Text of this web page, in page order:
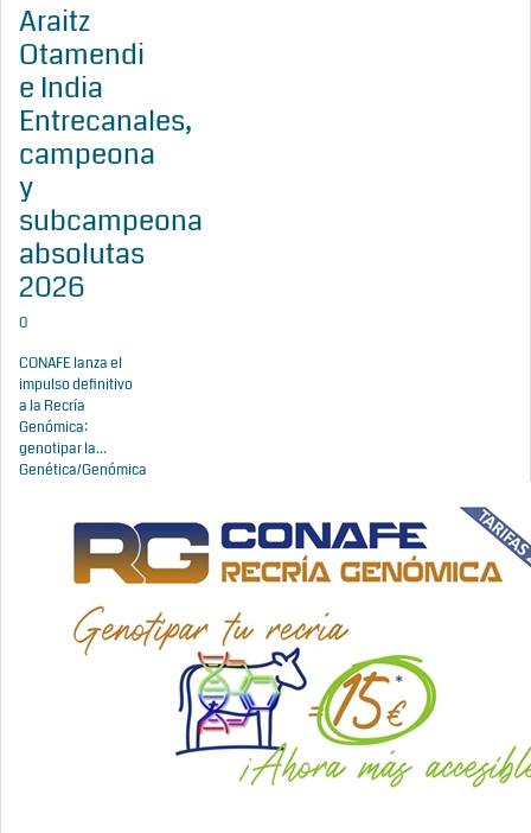
Araitz
Otamendi
e India
Entrecanales,
campeona
y
subcampeona
absolutas
2026
0
CONAFE lanza el
impulso definitivo
a la Recría
Genómica:
genotipar la...
Genética/Genómica